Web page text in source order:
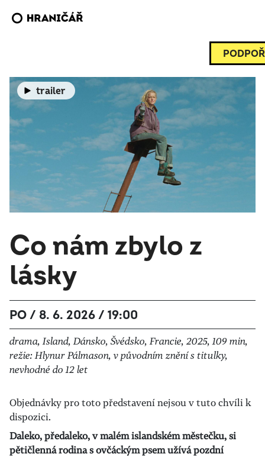
trailer
Co nám zbylo z
lásky
PO / 8. 6. 2026 / 19:00
drama, Island, Dánsko, Švédsko, Francie, 2025, 109 min,
režie: Hlynur Pálmason, v původním znění s titulky,
nevhodné do 12 let
Objednávky pro toto představení nejsou v tuto chvíli k
dispozici.
Daleko, předaleko, v malém islandském městečku, si
pětičlenná rodina s ovčáckým psem užívá pozdní